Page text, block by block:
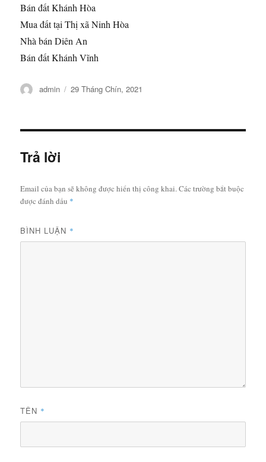
Bán đất Khánh Hòa
Mua đất tại Thị xã Ninh Hòa
Nhà bán Diên An
Bán đất Khánh Vĩnh
Tác
admin
Đăng
29 Tháng Chín, 2021
Trả lời
Email của bạn sẽ không được hiển thị công khai.Các trường bắt buộc
được đánh dấu *
BÌNH LUẬN *
TÊN *